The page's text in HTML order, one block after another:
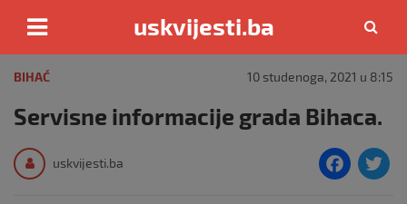
content
uskvijesti.ba
BIHAĆ 10 studenoga, 2021 u 8:15
Servisne informacije grada Bihaca.
uskvijesti.ba
F